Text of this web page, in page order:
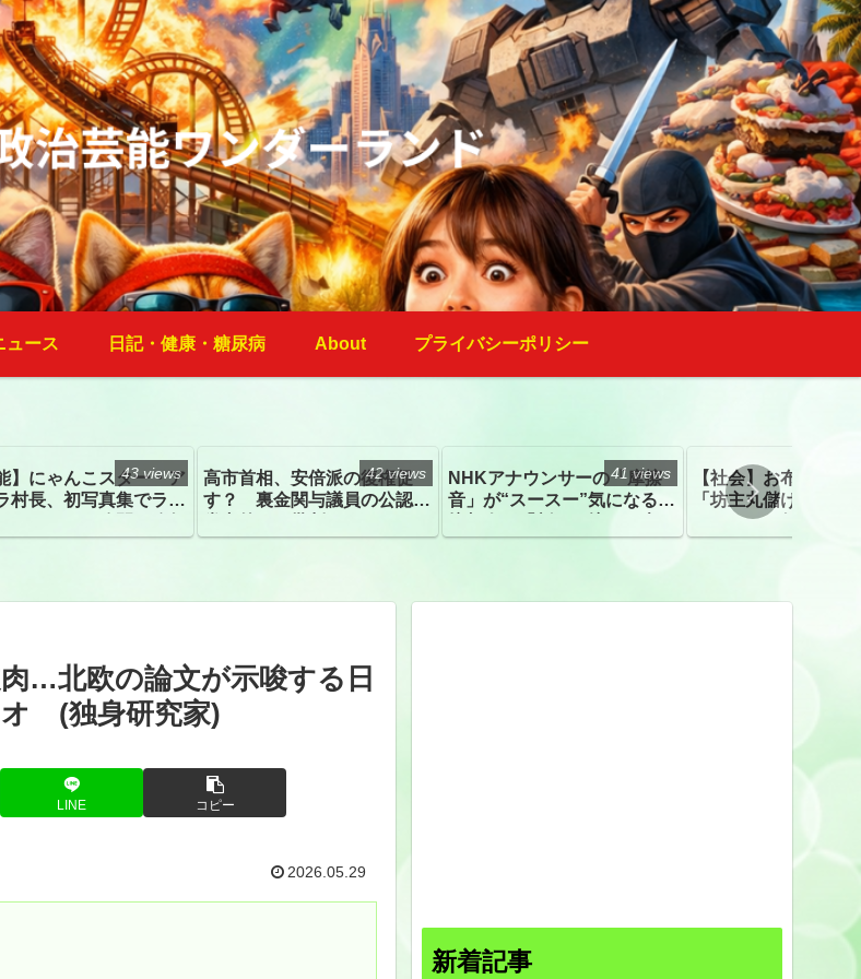
ュース 日記・健康・糖尿病 About プライバシーポリシー
】にゃんこスター・ア
村長、初写真集でラン
タル写真集が異例の大
43 views
高市首相、安倍派の復権促
す？ 裏金関与議員の公認、
42 views
NHKアナウンサーの「摩擦
音」が“スースー”気になる指
聴こえる。聴きづらい」
41 views
【社会】お布施、戒
「坊主丸儲け」は
ほとんどが年収３０
下「地方の寺の僧侶
…北欧の論文が示唆する日
オ (独身研究家)
LINE コピー
2026.05.29
新着記事